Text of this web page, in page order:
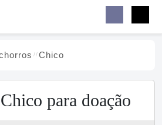
s Chico
para doação